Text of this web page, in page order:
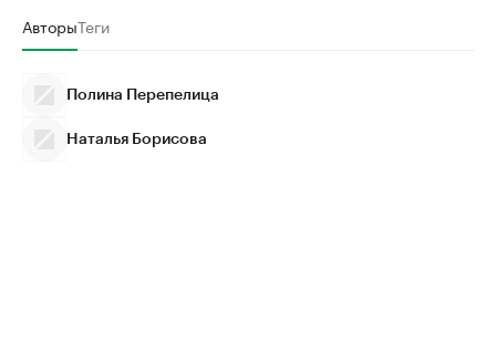
АвторыТеги
Полина Перепелица
Наталья Борисова